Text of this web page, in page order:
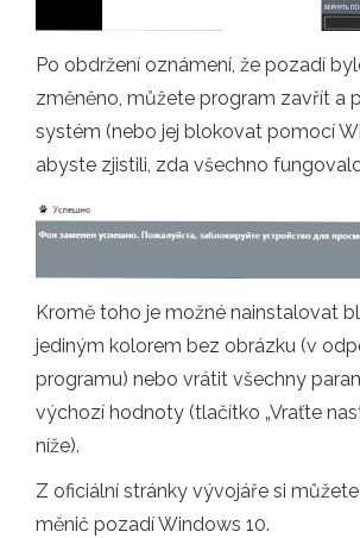
Po obdržení oznámení, že pozadí
změněno, můžete program zavřít a
systém (nebo jej blokovat pomocí
abyste zjistili, zda všechno
Kromě toho je možné nainstalovat
jediným kolorem bez obrázku (v
programu) nebo vrátit všechny
výchozí hodnoty (tlačítko „Vraťte
níže).
Z oficiální stránky vývojáře si
měnič pozadí Windows 10.